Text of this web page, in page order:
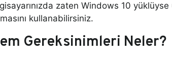
zaten Windows 10
kullanabilirsiniz.
Gereksinimleri Neler?